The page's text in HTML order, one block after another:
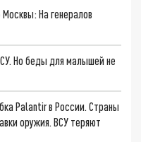
На генералов
Но беды для малышей не
Palantir в России. Страны
оружия. ВСУ теряют